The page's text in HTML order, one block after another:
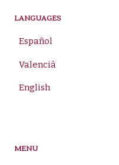
LANGUAGES
Español
Valencià
English
MENU